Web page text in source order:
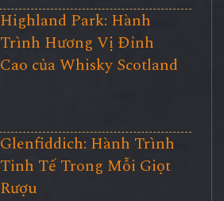
Highland Park: Hành
Trình Hương Vị Đỉnh
Cao của Whisky Scotland
Glenfiddich: Hành Trình
Tinh Tế Trong Mỗi Giọt
Rượu